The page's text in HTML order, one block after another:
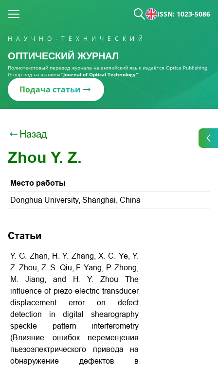
ISSN: 1023-5086
НАУЧНО-ТЕХНИЧЕСКИЙ
ОПТИЧЕСКИЙ ЖУРНАЛ
Полнотекстовый перевод журнала на английский язык издаётся Optica Publishing
Group под названием “Journal of Optical Technology“
Подача статьи
Назад
Zhou Y. Z.
Место работы
Donghua University, Shanghai, China
Статьи
Y. G. Zhan, H. Y. Zhang, X. C. Ye, Y.
Z. Zhou, Z. S. Qiu, F. Yang, P. Zhong,
M. Jiang, and H. Y. Zhou The
influence of piezo-electric transducer
displacement error on defect
detection in digital shearography
speckle pattern interferometry
(Влияние ошибок перемещения
пьезоэлектрического привода на
обнаружение дефектов в